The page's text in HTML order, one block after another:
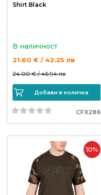
Shirt Black
В наличност
21.60 € / 42.25 лв
24.00 € /46.94 лв
Добави в количка
CFX286
10%